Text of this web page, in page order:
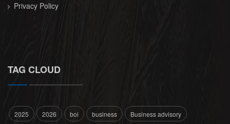
Privacy Policy
TAG CLOUD
2025 2026 boi business Business advisory